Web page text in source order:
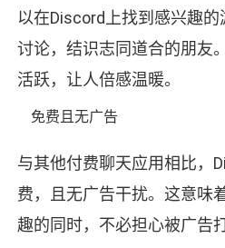
以在Discord上找到感兴趣
讨论，结识志同道合的朋友
活跃，让人倍感温暖。
免费且无广告
与其他付费聊天应用相比，
费，且无广告干扰。这意味
趣的同时，不必担心被广告打